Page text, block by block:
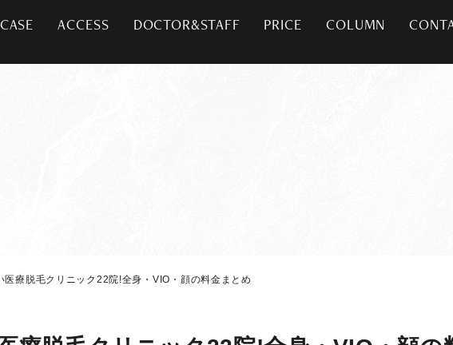
CASE ACCESS DOCTOR&STAFF PRICE COLUMN
医療脱毛クリニック22院!全身・VIO・顔の料金まとめ